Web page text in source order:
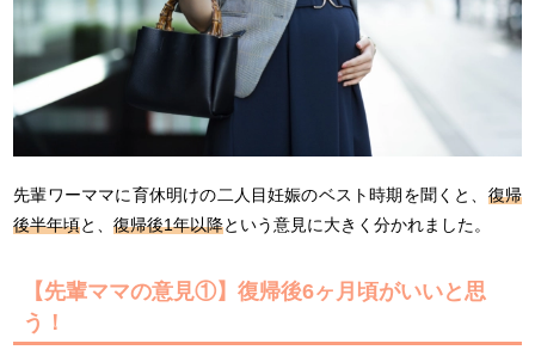
先輩ワーママに育休明けの二人目妊娠のベスト時期を聞くと、 復帰
後半年頃と、復帰後1年以降という意見に大きく分かれました。
【先輩ママの意見①】復帰後6ヶ月頃がいいと思
う！